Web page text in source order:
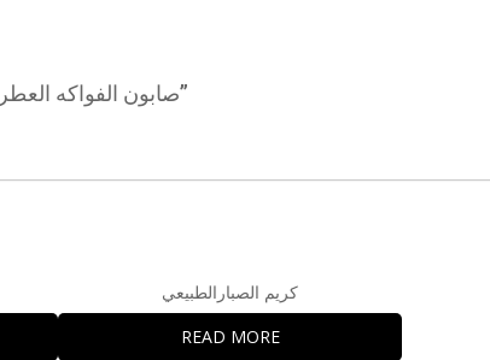
BE THE FIRST TO REVIEW “صابون الفواكه العطري”
كريم الصبارالطبيعي
READ MORE